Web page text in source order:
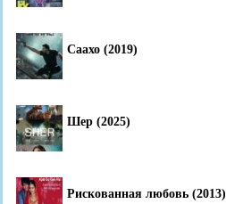
Саахо (2019)
Шер (2025)
Рискованная любовь (2013)